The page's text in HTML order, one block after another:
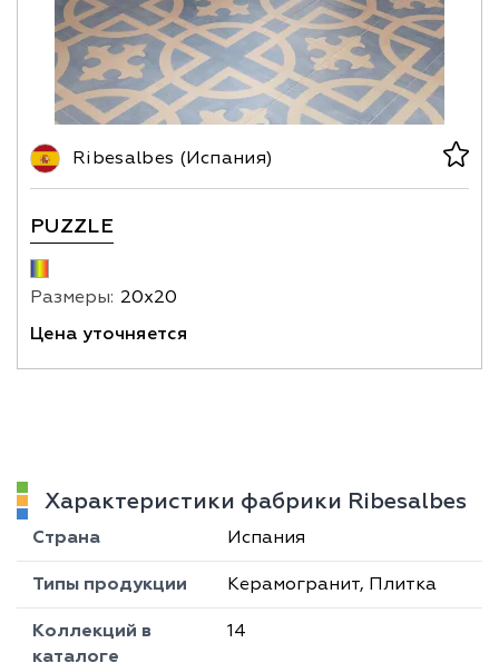
Ribesalbes (Испания)
PUZZLE
Размеры: 20х20
Цена уточняется
Характеристики фабрики Ribesalbes
Страна Испания
Типы продукции Керамогранит, Плитка
Коллекций в
каталоге
14